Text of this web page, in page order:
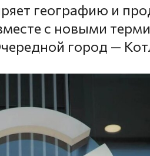
географию и
с новыми
город —